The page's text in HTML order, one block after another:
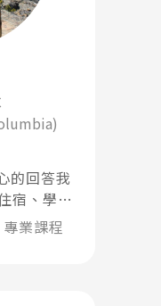
的回答我
宿、學校
準備出
的顧問
專業課程